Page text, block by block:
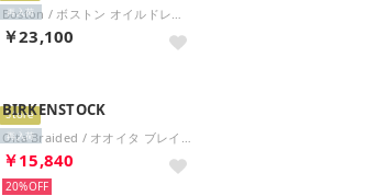
￥23,100
再入荷
Store
BIRKENSTOCK
￥15,840
再入荷
20%